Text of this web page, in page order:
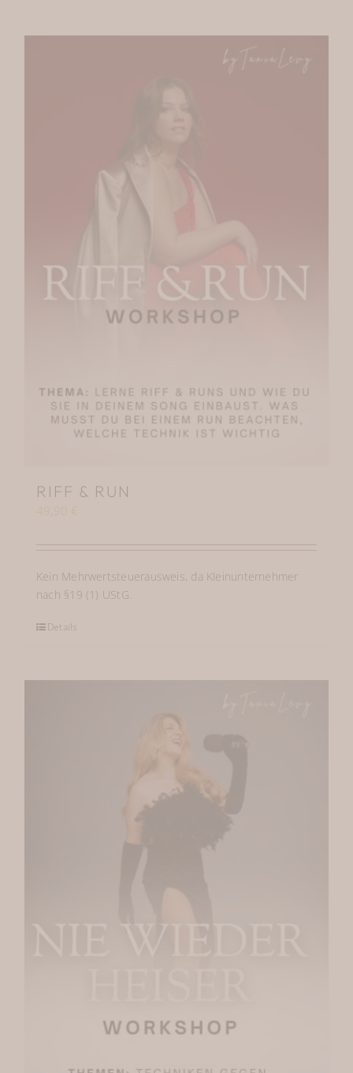
RIFF & RUN
49,90 €
Kein Mehrwertsteuerausweis, da Kleinunternehmer
nach §19 (1) UStG.
Details